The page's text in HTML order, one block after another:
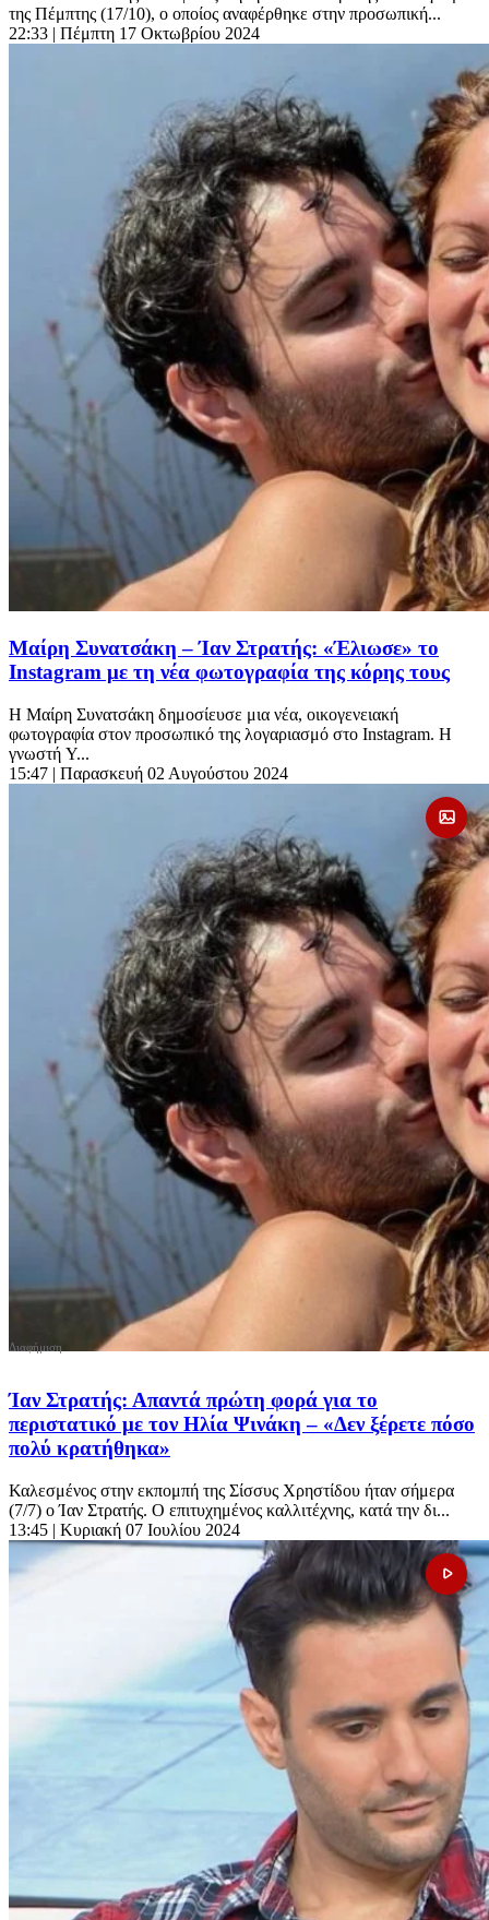
της Πέμπτης (17/10), ο οποίος αναφέρθηκε στην προσωπική...
22:33 | Πέμπτη 17 Οκτωβρίου 2024
Μαίρη Συνατσάκη – Ίαν Στρατής: «Έλιωσε» το
Instagram με τη νέα φωτογραφία της κόρης τους
Η Μαίρη Συνατσάκη δημοσίευσε μια νέα, οικογενειακή
φωτογραφία στον προσωπικό της λογαριασμό στο Instagram. Η
γνωστή Y...
15:47 | Παρασκευή 02 Αυγούστου 2024
Ίαν Στρατής: Απαντά πρώτη φορά για το
περιστατικό με τον Ηλία Ψινάκη – «Δεν ξέρετε πόσο
πολύ κρατήθηκα»
Καλεσμένος στην εκπομπή της Σίσσυς Χρηστίδου ήταν σήμερα
(7/7) ο Ίαν Στρατής. Ο επιτυχημένος καλλιτέχνης, κατά την δι...
13:45 | Κυριακή 07 Ιουλίου 2024